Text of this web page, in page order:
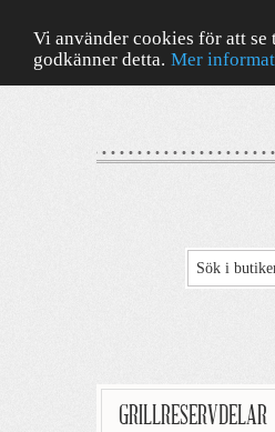
Vi använder cookies för att se
godkänner detta. Mer
GRILLRESERVDELAR